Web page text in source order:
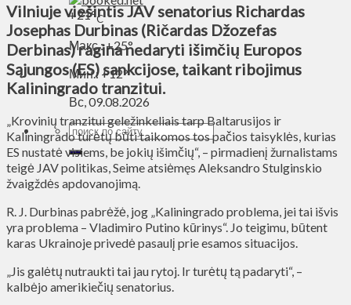
+21°C
Макс.:+25°
Мин.:+12°
Вс, 09.08.2026
Vilniuje viešintis JAV senatorius Richardas
Josephas Durbinas (Ričardas Džozefas
Derbinas) ragina nedaryti išimčių Europos
Sąjungos (ES) sankcijose, taikant ribojimus
Kaliningrado tranzitui.
„Krovinių tranzitui geležinkeliais tarp Baltarusijos ir
Kaliningrado turėtų būti taikomos tos pačios taisyklės, kurias
ES nustatė visiems, be jokių išimčių“, – pirmadienį žurnalistams
teigė JAV politikas, Seime atsiėmęs Aleksandro Stulginskio
žvaigždės apdovanojimą.
R. J. Durbinas pabrėžė, jog „Kaliningrado problema, jei tai išvis
yra problema – Vladimiro Putino kūrinys“. Jo teigimu, būtent
karas Ukrainoje privedė pasaulį prie esamos situacijos.
„Jis galėtų nutraukti tai jau rytoj. Ir turėtų tą padaryti“, –
kalbėjo amerikiečių senatorius.